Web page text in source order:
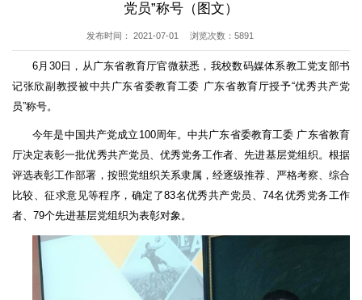
党员”称号（图文）
发布时间： 2021-07-01 浏览次数： 5891
6月30日，从广东省教育厅官微获悉，我校数码媒体系教工党支部书
记张欣副教授被中共广东省委教育工委 广东省教育厅授予“优秀共产党
员”称号。
今年是中国共产党成立100周年。中共广东省委教育工委 广东省教育
厅决定表彰一批优秀共产党员、优秀党务工作者、先进基层党组织。根据
评选表彰工作部署，按照党组织关系隶属，经逐级推荐、严格考察、综合
比较、征求意见等程序，确定了83名优秀共产党员、74名优秀党务工作
者、79个先进基层党组织为表彰对象。